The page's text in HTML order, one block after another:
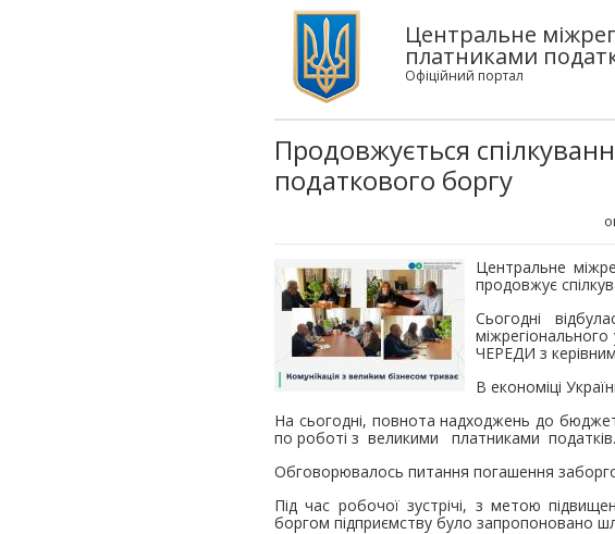
Центральне
платниками
Офіційний портал
Продовжується
податкового боргу
Центральне
продовжує
Сьогодні
ЧЕРЕДИ з
В економіці
На сьогодні, повнота надходжень до
по роботі з великими платниками податків.
Обговорювалось питання погашення
Під час робочої зустрічі, з метою
боргом підприємству було запропоновано